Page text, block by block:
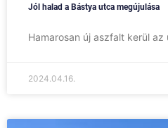
Jól halad a Bástya utca megújulása
Hamarosan új aszfalt kerül az
2024.04.16.